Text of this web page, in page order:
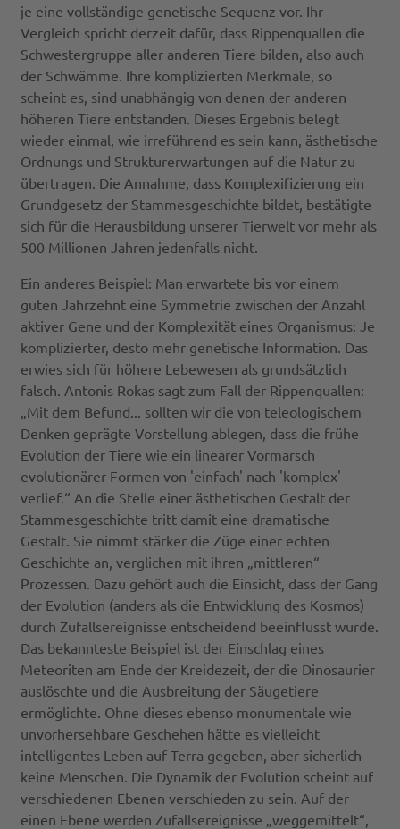
je eine vollständige genetische Sequenz vor. Ihr
Vergleich spricht derzeit dafür, dass Rippenquallen die
Schwestergruppe aller anderen Tiere bilden, also auch
der Schwämme. Ihre komplizierten Merkmale, so
scheint es, sind unabhängig von denen der anderen
höheren Tiere entstanden. Dieses Ergebnis belegt
wieder einmal, wie irreführend es sein kann, ästhetische
Ordnungs und Strukturerwartungen auf die Natur zu
übertragen. Die Annahme, dass Komplexifizierung ein
Grundgesetz der Stammesgeschichte bildet, bestätigte
sich für die Herausbildung unserer Tierwelt vor mehr als
500 Millionen Jahren jedenfalls nicht.
Ein anderes Beispiel: Man erwartete bis vor einem
guten Jahrzehnt eine Symmetrie zwischen der Anzahl
aktiver Gene und der Komplexität eines Organismus: Je
komplizierter, desto mehr genetische Information. Das
erwies sich für höhere Lebewesen als grundsätzlich
falsch. Antonis Rokas sagt zum Fall der Rippenquallen:
„Mit dem Befund... sollten wir die von teleologischem
Denken geprägte Vorstellung ablegen, dass die frühe
Evolution der Tiere wie ein linearer Vormarsch
evolutionärer Formen von 'einfach' nach 'komplex'
verlief.“ An die Stelle einer ästhetischen Gestalt der
Stammesgeschichte tritt damit eine dramatische
Gestalt. Sie nimmt stärker die Züge einer echten
Geschichte an, verglichen mit ihren „mittleren“
Prozessen. Dazu gehört auch die Einsicht, dass der Gang
der Evolution (anders als die Entwicklung des Kosmos)
durch Zufallsereignisse entscheidend beeinflusst wurde.
Das bekannteste Beispiel ist der Einschlag eines
Meteoriten am Ende der Kreidezeit, der die Dinosaurier
auslöschte und die Ausbreitung der Säugetiere
ermöglichte. Ohne dieses ebenso monumentale wie
unvorhersehbare Geschehen hätte es vielleicht
intelligentes Leben auf Terra gegeben, aber sicherlich
keine Menschen. Die Dynamik der Evolution scheint auf
verschiedenen Ebenen verschieden zu sein. Auf der
einen Ebene werden Zufallsereignisse „weggemittelt“,